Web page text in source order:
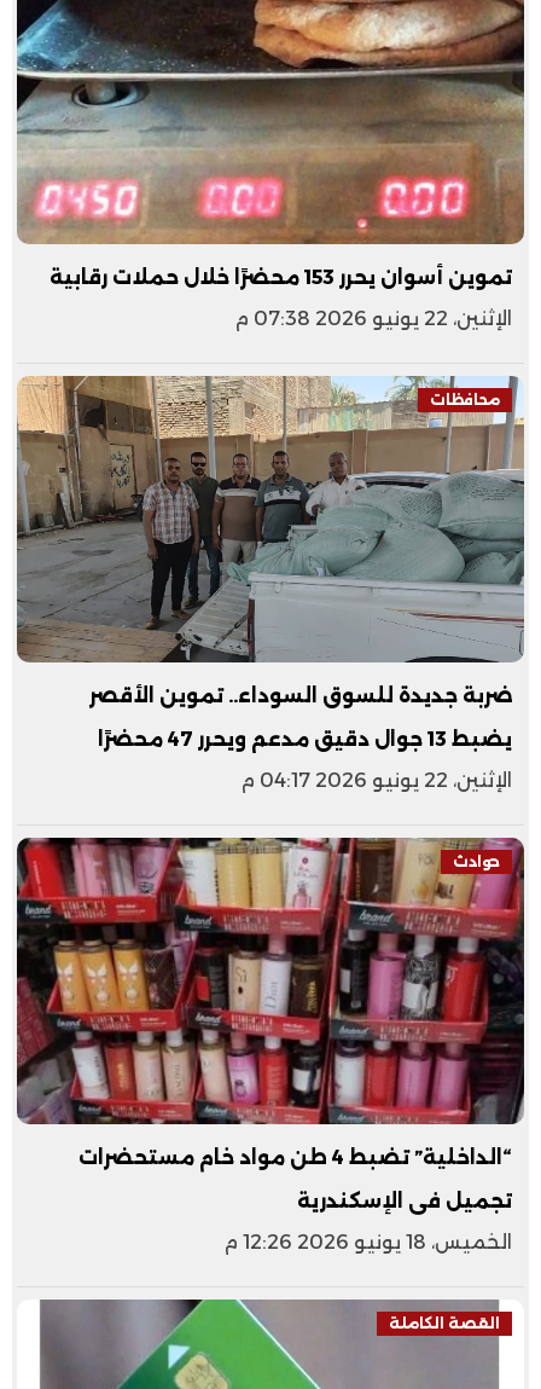
‏تموين أسوان يحرر 153 محضرًا خلال حملات رقابية
الإثنين، 22 يونيو 2026 07:38 م
محافظات
ضربة جديدة للسوق السوداء.. تموين الأقصر
يضبط 13 جوال دقيق مدعم ويحرر 47 محضرًا
الإثنين، 22 يونيو 2026 04:17 م
حوادث
“الداخلية” تضبط 4 طن مواد خام مستحضرات
تجميل فى الإسكندرية
الخميس، 18 يونيو 2026 12:26 م
القصة الكاملة